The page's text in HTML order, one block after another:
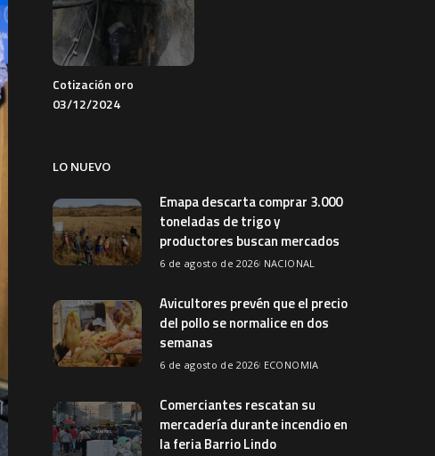
Cotización oro
03/12/2024
LO NUEVO
Emapa descarta comprar 3.000
toneladas de trigo y
productores buscan mercados
6 de agosto de 2026 NACIONAL
Avicultores prevén que el precio
del pollo se normalice en dos
semanas
6 de agosto de 2026 ECONOMIA
Comerciantes rescatan su
mercadería durante incendio en
la feria Barrio Lindo